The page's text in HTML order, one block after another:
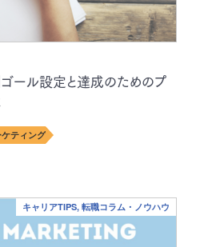
ゴール設定と達成のためのプ
ティング
キャリアTIPS, 転職コラム・ノウハウ